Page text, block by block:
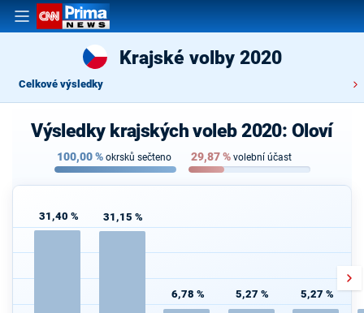
Krajské volby 2020
Celkové výsledky
Výsledky krajských voleb 2020: Oloví
100,00% okrsků sečteno 29,87% volební účast
31,40 % 31,15 %
6,78 % 5,27 % 5,27 %